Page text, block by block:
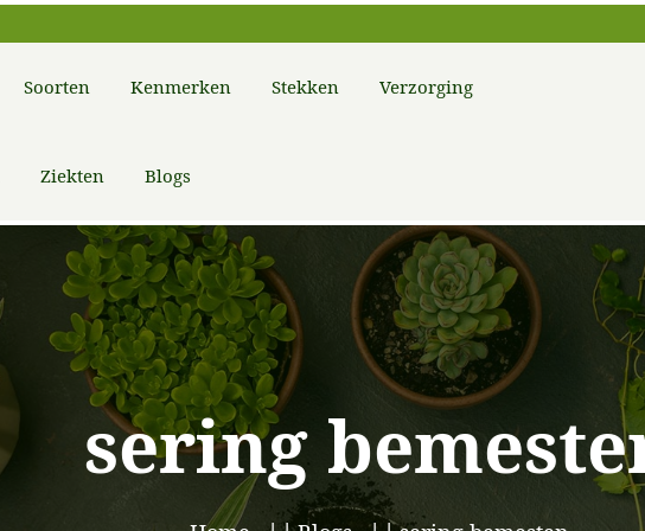
Soorten Kenmerken Stekken Verzorging
Ziekten Blogs
sering